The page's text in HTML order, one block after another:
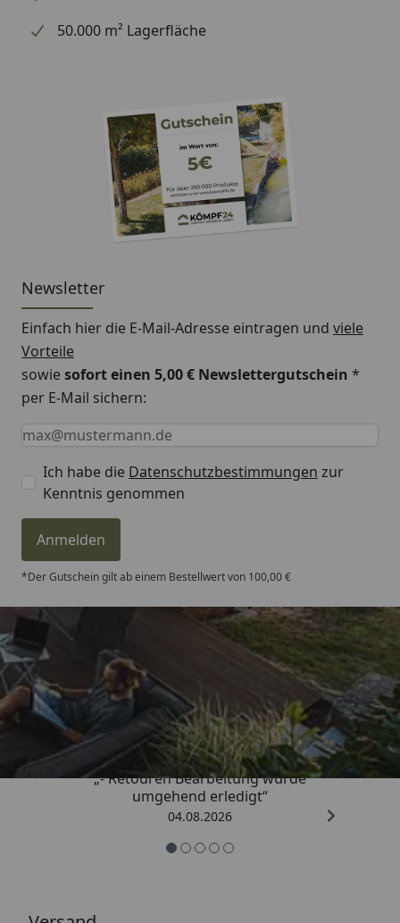
50.000 m² Lagerfläche
Newsletter
Einfach hier die E-Mail-Adresse eintragen und viele
Vorteile
sowiesofort einen 5,00 € Newslettergutschein *
per E-Mail sichern:
Keine Eingabe erforderlich
Eingabe erforderlich
E-Mail *
Ich habe die Datenschutzbestimmungen zur
Kenntnis genommen
Anmelden
*Der Gutschein gilt ab einem Bestellwert von 100,00 €
Trusted Shops
4,81/ 5
„- Retouren Bearbeitung wurde
umgehend erledigt“
04.08.2026